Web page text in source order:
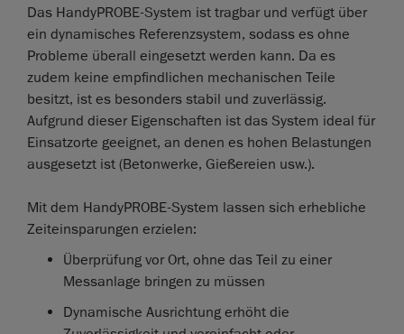
Das HandyPROBE-System ist tragbar und verfügt über
ein dynamisches Referenzsystem, sodass es ohne
Probleme überall eingesetzt werden kann. Da es
zudem keine empfindlichen mechanischen Teile
besitzt, ist es besonders stabil und zuverlässig.
Aufgrund dieser Eigenschaften ist das System ideal für
Einsatzorte geeignet, an denen es hohen Belastungen
ausgesetzt ist (Betonwerke, Gießereien usw.).
Mit dem HandyPROBE-System lassen sich erhebliche
Zeiteinsparungen erzielen:
Überprüfung vor Ort, ohne das Teil zu einer
Messanlage bringen zu müssen
Dynamische Ausrichtung erhöht die